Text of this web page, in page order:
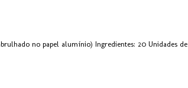
no papel alumínio) Ingredientes: 20 Unidades de